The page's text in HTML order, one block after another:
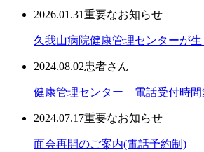
2026.01.31重要なお知らせ
久我山病院健康管理センターが生
2024.08.02患者さん
健康管理センター 電話受付時間
2024.07.17重要なお知らせ
面会再開のご案内(電話予約制)